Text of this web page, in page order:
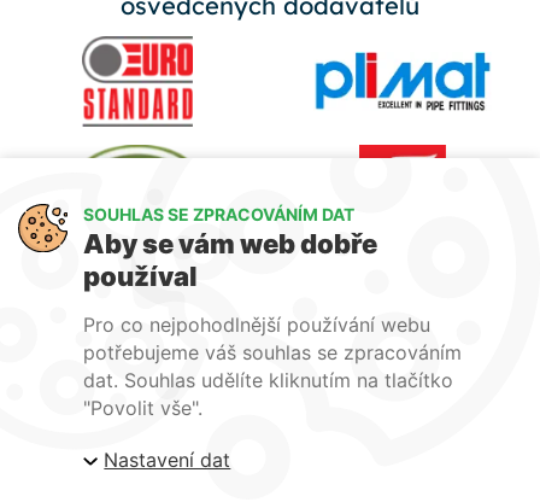
SOUHLAS SE ZPRACOVÁNÍM DAT
Aby se vám web dobře
používal
Pro co nejpohodlnější používání webu
potřebujeme váš souhlas se zpracováním
dat. Souhlas udělíte kliknutím na tlačítko
"Povolit vše".
Nastavení dat